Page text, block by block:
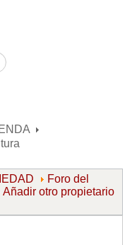
de 2013
Foro del
Añadir otro propietario